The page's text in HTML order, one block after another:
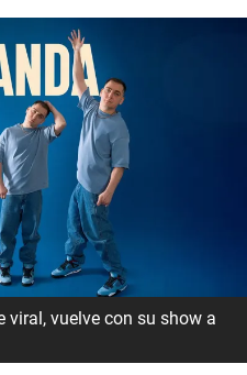
viral, vuelve con su show a